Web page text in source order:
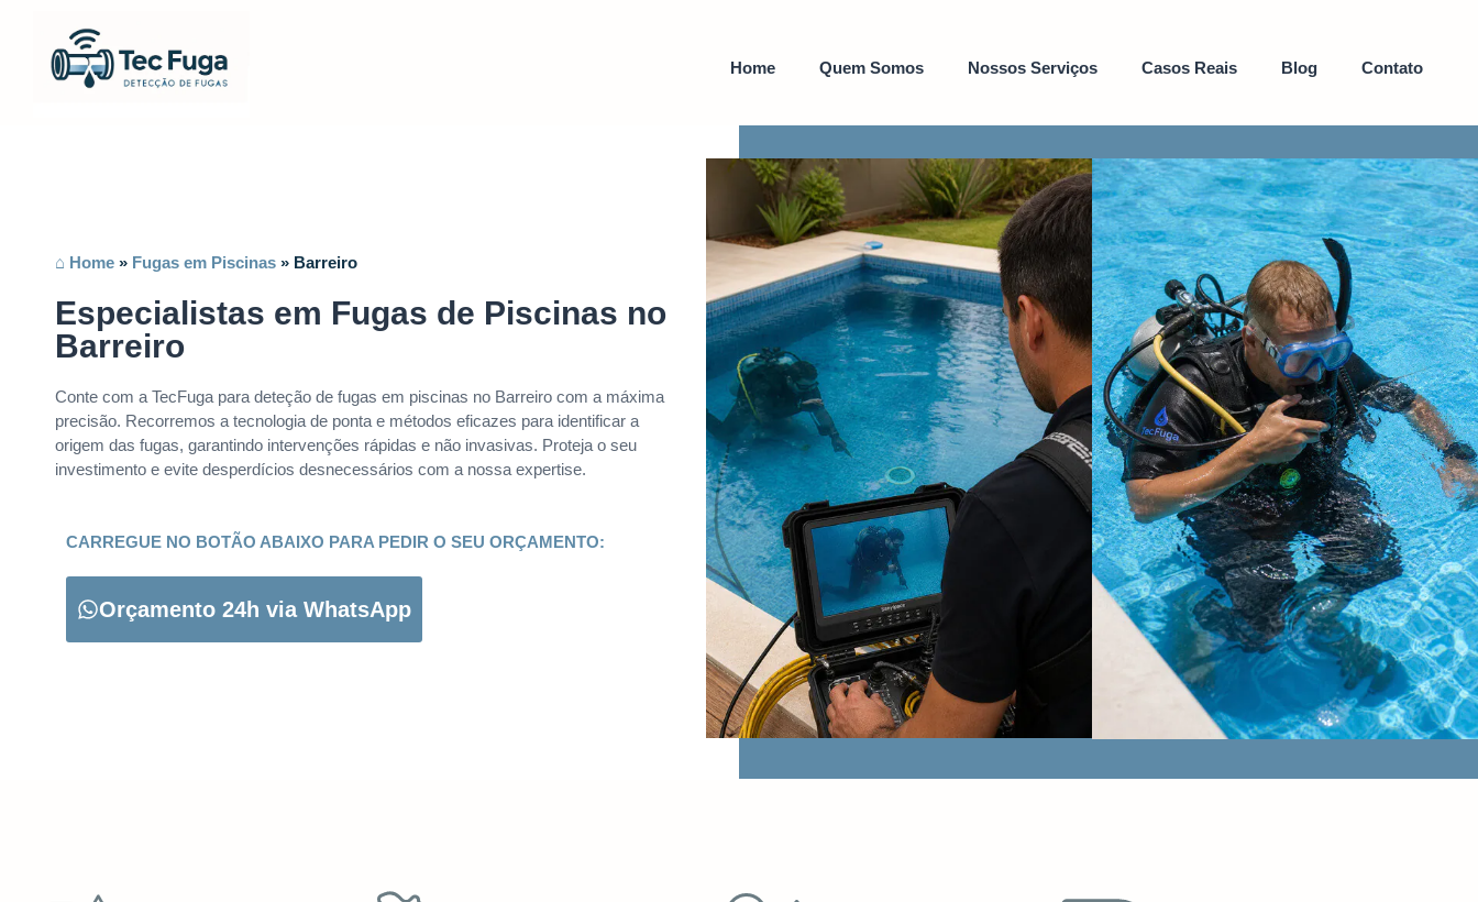
Home Quem Somos Nossos Serviços Casos Reais Blog Contato
⌂ Home » Fugas em Piscinas » Barreiro
Especialistas em Fugas de Piscinas no
Barreiro
Conte com a TecFuga para deteção de fugas em piscinas no Barreiro com a máxima
precisão. Recorremos a tecnologia de ponta e métodos eficazes para identificar a
origem das fugas, garantindo intervenções rápidas e não invasivas. Proteja o seu
investimento e evite desperdícios desnecessários com a nossa expertise.
CARREGUE NO BOTÃO ABAIXO PARA PEDIR O SEU ORÇAMENTO:
Orçamento 24h via WhatsApp